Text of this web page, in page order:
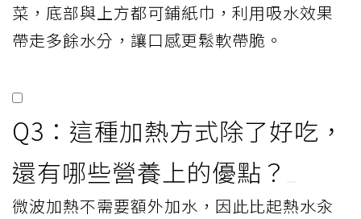
菜，底部與上方都可鋪紙巾，利用吸水效果
帶走多餘水分，讓口感更鬆軟帶脆。
Q3：這種加熱方式除了好吃，
還有哪些營養上的優點？
微波加熱不需要額外加水，因此比起熱水汆